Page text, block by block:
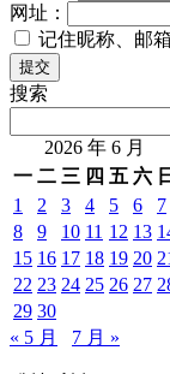
网址：
记住昵称、邮
提交
搜索
2026 年 6 月
一 二 三 四 五 六 日
1
2 3 4 5 6
7
8
9 10 11 12 13
15 16 17 18 19 20
22 23 24 25 26 27
29 30
« 5 月
7 月 »